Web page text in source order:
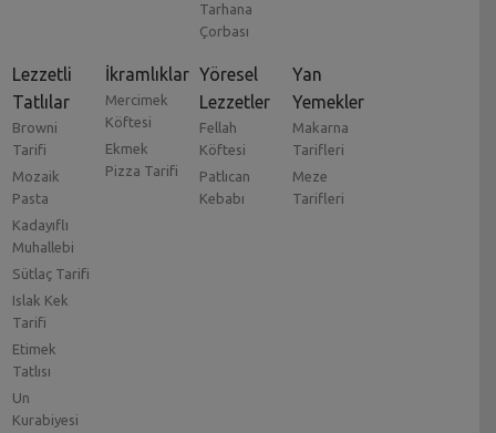
Tarhana
Çorbası
Lezzetli
Tatlılar
Browni
Tarifi
Mozaik
Pasta
Kadayıflı
Muhallebi
Sütlaç Tarifi
Islak Kek
Tarifi
Etimek
Tatlısı
Un
Kurabiyesi
İkramlıklar
Mercimek
Köftesi
Ekmek
Pizza Tarifi
Yöresel
Lezzetler
Fellah
Köftesi
Patlıcan
Kebabı
Yan
Yemekler
Makarna
Tarifleri
Meze
Tarifleri